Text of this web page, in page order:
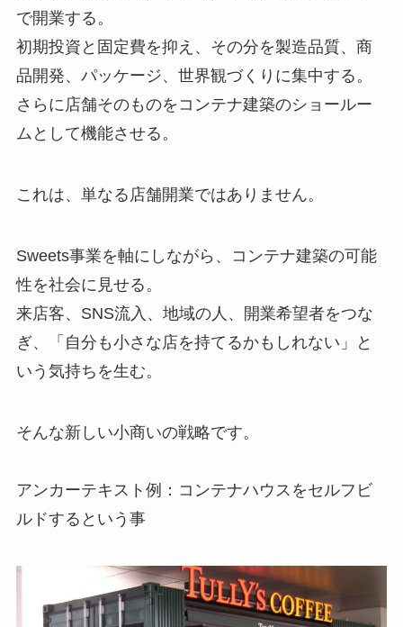
で開業する。
初期投資と固定費を抑え、その分を製造品質、商
品開発、パッケージ、世界観づくりに集中する。
さらに店舗そのものをコンテナ建築のショールー
ムとして機能させる。
これは、単なる店舗開業ではありません。
Sweets事業を軸にしながら、コンテナ建築の可能
性を社会に見せる。
来店客、SNS流入、地域の人、開業希望者をつな
ぎ、「自分も小さな店を持てるかもしれない」と
いう気持ちを生む。
そんな新しい小商いの戦略です。
アンカーテキスト例：コンテナハウスをセルフビ
ルドするという事